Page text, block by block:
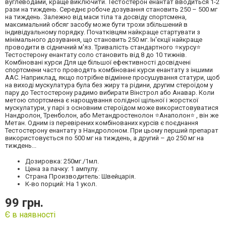
вуглеводами, краще виключити. Тестостерон енантат вводиться 1-2
рази на тиждень. Середнє робоче дозування становить 250 – 500 мг
на тиждень. Залежно від маси тіла та досвіду спортсмена,
максимальний обсяг засобу може бути трохи збільшений в
індивідуальному порядку. Початківцям найкраще стартувати з
мінімального дозування, що становить 250 мг. Ін'єкції найкраще
проводити в сідничний м'яз. Тривалість стандартного ⭐курсу⭐
Тестостерону енантату соло становить від 8 до 10 тижнів.
Комбіновані курси Для ще більшої ефективності досвідчені
спортсмени часто проводять комбіновані курси енантату з іншими
ААС. Наприклад, якщо потрібне відмінне просушування статури, щоб
на виході мускулатура була без жиру та рідини, другим стероїдом у
пару до Тестостерону радимо вибирати Вінстрол або Анавар. Коли
метою спортсмена є нарощування солідної щільної і жорсткої
мускулатури, у парі з основним стероїдом може використовуватися
Нандролон, Тренболон, або Метандростенолон ⭐Анаполон⭐ , він же
Метан. Одним із перевірених комбінованих курсів є поєднання
Тестостерону енантату з Нандролоном. При цьому перший препарат
використовується по 500 мг на тиждень, а другий – до 250 мг на
тиждень...
Дозировка: 250мг./1мл.
Цена за пачку: 1 ампулу.
Страна Производитель: Швейцарія.
К-во порций: На 1 укол.
99 грн.
Є в наявності